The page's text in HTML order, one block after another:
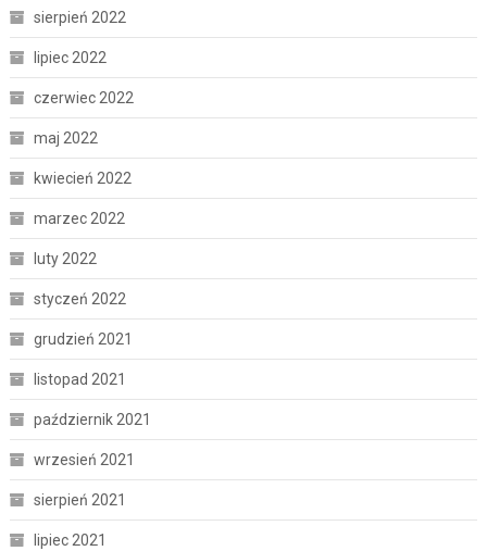
sierpień 2022
lipiec 2022
czerwiec 2022
maj 2022
kwiecień 2022
marzec 2022
luty 2022
styczeń 2022
grudzień 2021
listopad 2021
październik 2021
wrzesień 2021
sierpień 2021
lipiec 2021